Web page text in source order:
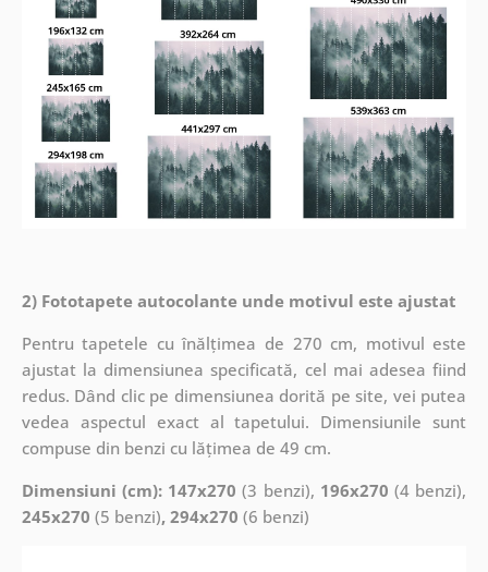
2) Fototapete autocolante unde motivul este ajustat
Pentru tapetele cu înălțimea de 270 cm, motivul este
ajustat la dimensiunea specificată, cel mai adesea fiind
redus. Dând clic pe dimensiunea dorită pe site, vei putea
vedea aspectul exact al tapetului. Dimensiunile sunt
compuse din benzi cu lățimea de 49 cm.
Dimensiuni (cm): 147x270 (3 benzi), 196x270 (4 benzi),
245x270 (5 benzi), 294x270 (6 benzi)